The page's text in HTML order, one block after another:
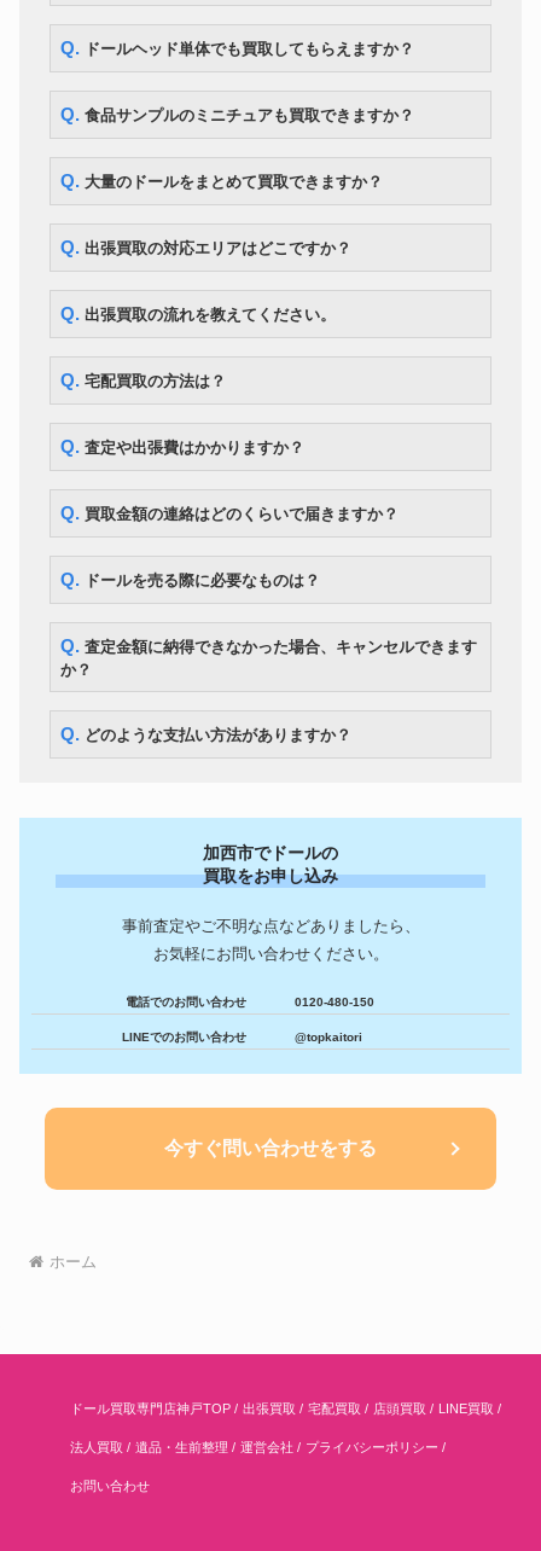
ドール
CWC 限定 マイメロディ ブライ
ス ソフトリーカドリーユー＆ミ
ー
30,800円
マーゴユニークガール blythe ネ
オブライス
ボークス MDD Fate/kaleid liner
プリズマ☆イリヤ
Q. ドールヘッド単体でも買取してもらえますか？
Q. 食品サンプルのミニチュアも買取できますか？
Q. 大量のドールをまとめて買取できますか？
Q. 出張買取の対応エリアはどこですか？
Q. 出張買取の流れを教えてください。
Q. 宅配買取の方法は？
Q. 査定や出張費はかかりますか？
Q. 買取金額の連絡はどのくらいで届きますか？
Q. ドールを売る際に必要なものは？
Q. 査定金額に納得できなかった場合、キャンセルできます
か？
Q. どのような支払い方法がありますか？
加西市でドールの
買取をお申し込み
事前査定やご不明な点などありましたら、
お気軽にお問い合わせください。
電話でのお問い合わせ 0120-480-150
LINEでのお問い合わせ @topkaitori
今すぐ問い合わせをする
ホーム
ドール買取専門店神戸TOP 出張買取 宅配買取 店頭買取 LINE買取
法人買取 遺品・生前整理 運営会社 プライバシーポリシー
お問い合わせ